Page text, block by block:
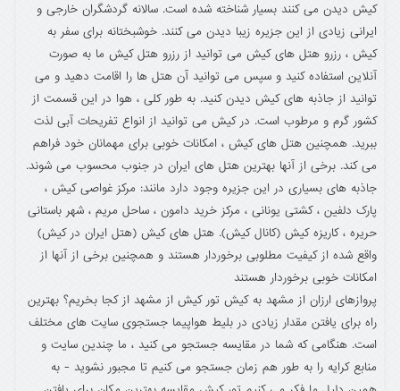
کیش دیدن می کنند بسیار شناخته شده است. سالانه گردشگران خارجی و
ایرانی زیادی از این جزیره زیبا دیدن می کنند. خوشبختانه برای سفر به
کیش ، رزرو هتل های کیش می توانید از رزرو هتل کیش ما به صورت
آنلاین استفاده کنید و سپس می توانید آن هتل ها را اقامت دهید و می
توانید از جاذبه های کیش دیدن کنید. به طور کلی ، هوا در این قسمت از
کشور گرم و مرطوب است. در کیش می توانید از انواع تفریحات آبی لذت
ببرید. همچنین هتل های کیش ، امکانات خوبی برای مهمانان خود فراهم
می کند. برخی از آنها بهترین هتل های ایران در جنوب محسوب می شوند.
جاذبه های بسیاری در این جزیره وجود دارد مانند: مرکز غواصی کیش ،
پارک دلفین ، کشتی یونانی ، مرکز خرید دامون ، ساحل مریم ، شهر باستانی
حریره ، کاریزه کیش (کانال کیش). هتل های کیش (هتل ایران در کیش)
واقع شده از کیفیت مطلوبی برخوردار هستند و همچنین برخی از آنها از
امکانات خوبی برخوردار هستند
پروازهای ارزان از مشهد به کیش تور کیش از مشهد از کجا بخریم؟ بهترین
راه برای یافتن مقدار زیادی در بلیط هواپیما جستجوی سایت های مختلف
است. هنگامی که شما در مقایسه جستجو می کنید ، ما چندین سایت و
منابع کرایه را به طور هم زمان جستجو می کنیم تا مجبور نشوید - به